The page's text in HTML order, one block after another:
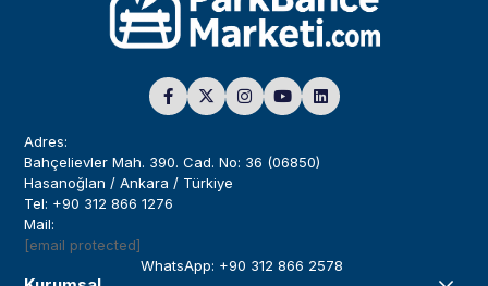
Adres:
Bahçelievler Mah. 390. Cad. No: 36 (06850)
Hasanoğlan / Ankara / Türkiye
Tel: +90 312 866 1276
Mail:
[email protected]
WhatsApp: +90 312 866 2578